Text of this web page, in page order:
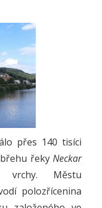
přes 140 tisíci
řeky Neckar
vrchy. Městu
polozřícenina